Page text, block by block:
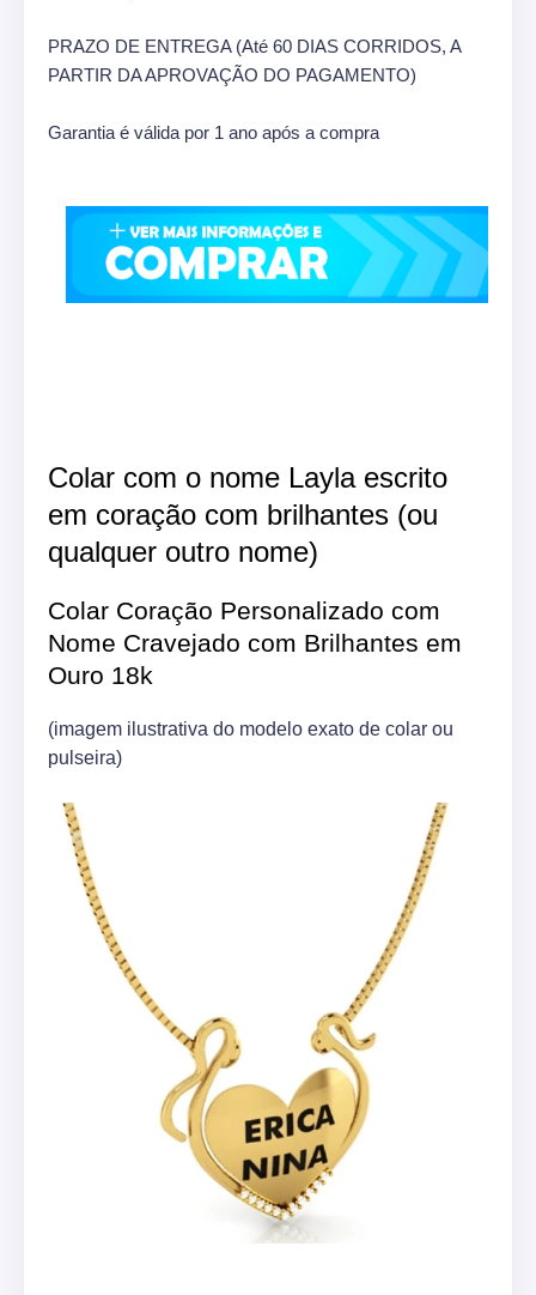
PRAZO DE ENTREGA (Até 60 DIAS CORRIDOS, A
PARTIR DA APROVAÇÃO DO PAGAMENTO)
Garantia é válida por 1 ano após a compra
Colar com o nome Layla escrito
em coração com brilhantes (ou
qualquer outro nome)
Colar Coração Personalizado com
Nome Cravejado com Brilhantes em
Ouro 18k
(imagem ilustrativa do modelo exato de colar ou
pulseira)